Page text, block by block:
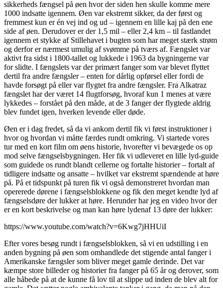
sikkerheds fængsel på øen hvor der siden hen skulle komme mere
1000 indsatte igennem. Øen var ekstremt sikker, da der først og
fremmest kun er én vej ind og ud – igennem en lille kaj på den ene
side af øen. Derudover er der 1,5 mil – eller 2,4 km – til fastlandet
igennem et stykke af Stillehavet i bugten som har meget stærk strøm
og derfor er nærmest umulig af svømme på tværs af. Fængslet var
aktivt fra sidst i 1800-tallet og lukkede i 1963 da bygningerne var
for slidte. I fængslets var der primært fanger som var blevet flyttet
dertil fra andre fængsler – enten for dårlig opførsel eller fordi de
havde forsøgt på eller var flygtet fra andre fængsler. Fra Alkatraz
fængslet har der været 14 flugtforsøg, hvoraf kun 1 menes at være
lykkedes – forstået på den måde, at de 3 fanger der flygtede aldrig
blev fundet igen, hverken levende eller døde.
Øen er i dag fredet, så da vi ankom dertil fik vi først instruktioner i
hvor og hvordan vi måtte færdes rundt omkring. Vi startede vores
tur med en kort film om øens historie, hvorefter vi bevægede os op
mod selve fængselsbygningen. Her fik vi udleveret en lille lyd-guide
som guidede os rundt blandt cellerne og fortalte historier – fortalt af
tidligere indsatte og ansatte – hvilket var ekstremt spændende at høre
på. På et tidspunkt på turen fik vi også demonstreret hvordan man
opererede dørene i fængselsblokkene og fik den meget kendte lyd af
fængselsdøre der lukker at høre. Herunder har jeg en video hvor der
er en kort beskrivelse og man kan høre lydenaf 13 døre der lukker:
https://www.youtube.com/watch?v=6Kwg7jHHUiI
Efter vores besøg rundt i fængselsblokken, så vi en udstilling i en
anden bygning på øen som omhandlede det stigende antal fanger i
Amerikanske fængsler som bliver meget gamle derinde. Det var
kæmpe store billeder og historier fra fanger på 65 år og derover, som
alle håbede på at de kunne få lov til at slippe ud inden de blev alt for